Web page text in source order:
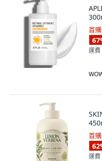
首
67
運
首
62
運